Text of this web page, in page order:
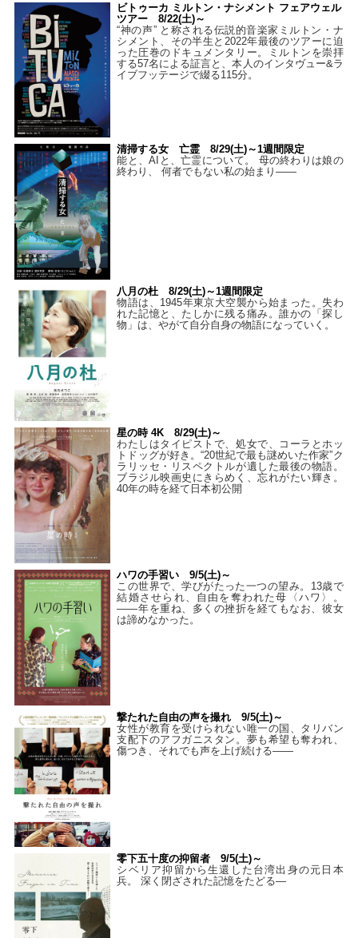
ビトゥーカ ミルトン・ナシメント フェアウェル
ツアー 8/22(土)～
“神の声” と称される伝説的音楽家ミルトン・ナ
シメント、その半生と2022年最後のツアーに迫
った圧巻のドキュメンタリー。ミルトンを崇拝
する57名による証言と、本人のインタヴュー&ラ
イブフッテージで綴る115分。
清掃する女 亡霊 8/29(土)～1週間限定
能と、AIと、亡霊について。 母の終わりは娘の
終わり、 何者でもない私の始まり――
八月の杜 8/29(土)～1週間限定
物語は、1945年東京大空襲から始まった。失わ
れた記憶と、たしかに残る痛み。誰かの「探し
物」は、やがて自分自身の物語になっていく。
星の時 4K 8/29(土)～
わたしはタイピストで、処⼥で、コーラとホッ
トドッグが好き。“20世紀で最も謎めいた作家”ク
ラリッセ・リスペクトルが遺した最後の物語。
ブラジル映画史にきらめく、忘れがたい輝き。
40年の時を経て⽇本初公開
ハワの手習い 9/5(土)～
この世界で、学びがたった一つの望み。13歳で
結婚させられ、自由を奪われた母〈ハワ〉。
——年を重ね、多くの挫折を経てもなお、彼女
は諦めなかった。
撃たれた自由の声を撮れ 9/5(土)～
女性が教育を受けられない唯一の国、タリバン
支配下のアフガニスタン。夢も希望も奪われ、
傷つき、それでも声を上げ続ける——
零下五十度の抑留者 9/5(土)～
シベリア抑留から生還した台湾出身の元日本
兵。 深く閉ざされた記憶をたどる—